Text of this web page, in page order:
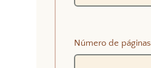
Número de páginas